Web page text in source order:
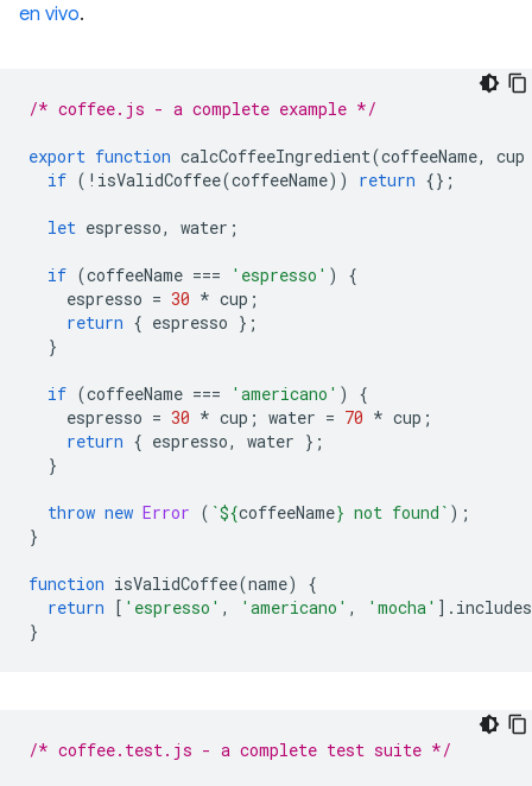
en vivo.
/* coffee.js - a complete example */
export function calcCoffeeIngredient(coffeeName,
cup
if ( ! isValidCoffee(coffeeName)) return {};
let espresso, water ;
if (coffeeName === 'espresso' )
{
espresso = 30 * cup ;
return { espresso };
}
if (coffeeName === 'americano' )
{
espresso = 30 * cup ; water = 70 * cup ;
return { espresso, water };
}
throw new Error ( `${coffeeName} not found` );
}
function isValidCoffee(name)
{
return [ 'espresso' , 'americano' , 'mocha' ]. includes
}
/* coffee.test.js - a complete test suite */